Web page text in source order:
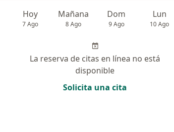
Hoy
7 Ago
Mañana
8 Ago
Dom
9 Ago
Lun
10 Ago
La reserva de citas en línea no está
disponible
Solicita una cita